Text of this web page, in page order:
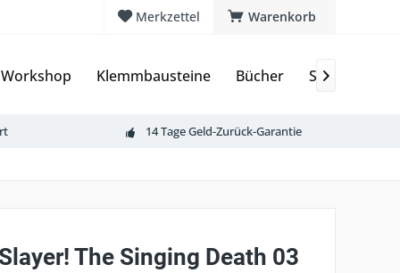
Warenkorb
Merkzettel
Klemmbausteine Bücher 
14 Tage Geld-Zurück-Garantie
The Singing Death 03